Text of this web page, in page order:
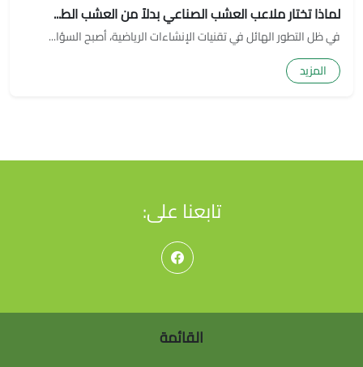
لماذا تختار ملاعب العشب الصناعي بدلاً من العشب الط...
في ظل التطور الهائل في تقنيات الإنشاءات الرياضية، أصبح السؤا...
المزيد
تابعنا على:
القائمة